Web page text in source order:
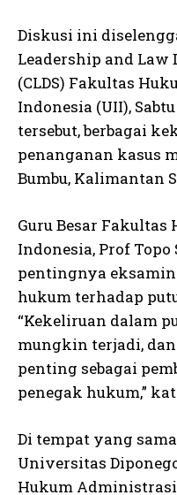
Diskusi ini
Leadership and Law
(CLDS) Fakultas
Indonesia (UII),
tersebut, berbagai
penanganan kasus
Bumbu, Kalimantan
Guru Besar
Indonesia, Prof
pentingnya
hukum terhadap
“Kekeliruan dalam
mungkin terjadi,
penting sebagai
penegak hukum,”
Di tempat yang
Universitas
Hukum